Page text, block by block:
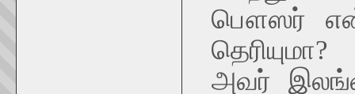
பௌஸர்
தெரியுமா?
அவர்